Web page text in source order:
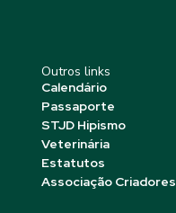
Outros links
Calendário
Passaporte
STJD Hipismo
Veterinária
Estatutos
Associação Criadores